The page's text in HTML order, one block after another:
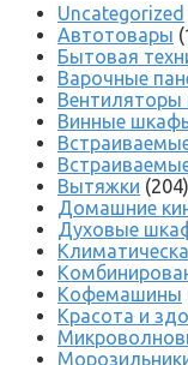
Uncategorized
Автотовары
Бытовая
Варочные
Вентиляторы
Винные
Вытяжки (204)
Домашние
Духовые
Кофемашины
Красота и